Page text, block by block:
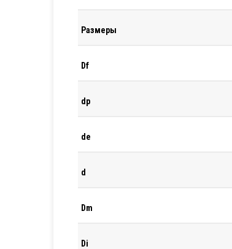
Размеры
Df
dp
de
d
Dm
Di